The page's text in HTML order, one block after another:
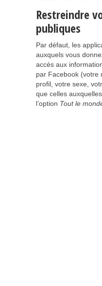
Restreindre
publiques
Par défaut, les
auxquels vous
accès aux
par Facebook (votre
profil, votre sexe,
que celles
l’option Tout le